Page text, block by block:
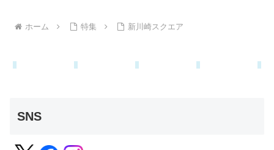
ホーム 特集 新川崎スクエア
SNS